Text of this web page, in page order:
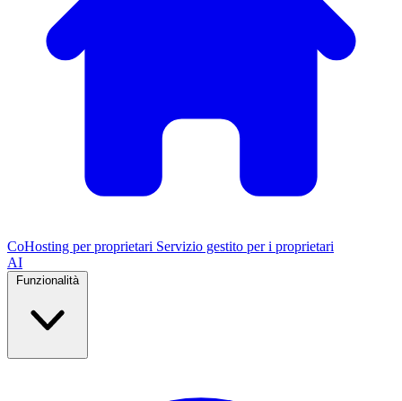
CoHosting per proprietari Servizio gestito per i proprietari
AI
Funzionalità